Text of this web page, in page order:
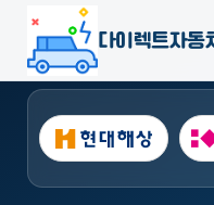
다이렉트자동